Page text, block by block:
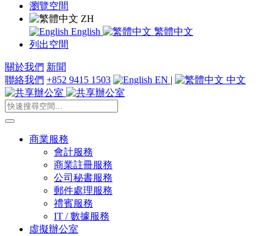
瀏覽空間
ZH
English
繁體中文
列出空間
關於我們 新聞
聯絡我們 +852 9415 1503 EN | 中文
商業服務
會計服務
商業註冊服務
公司秘書服務
郵件處理服務
禮賓服務
IT / 數據服務
虛擬辦公室